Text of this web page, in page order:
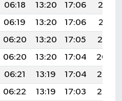
06:18 13:20 17:06
20:13
06:19 13:20 17:06
20:11
06:20 13:20 17:05
20:10
06:20 13:20 17:04
20:09
06:21 13:19 17:04
20:08
06:22 13:19 17:03
20:06